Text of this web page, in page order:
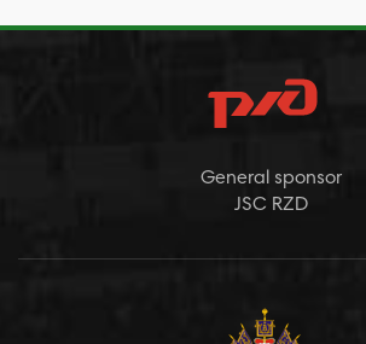
General sponsor
JSC RZD